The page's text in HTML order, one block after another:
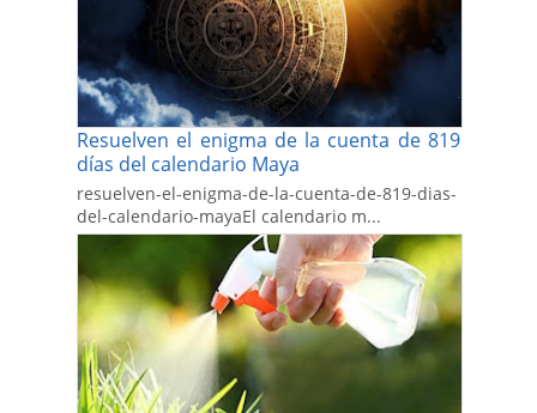
Resuelven el enigma de la cuenta de 819
días del calendario Maya
resuelven-el-enigma-de-la-cuenta-de-819-dias-
del-calendario-mayaEl calendario m...